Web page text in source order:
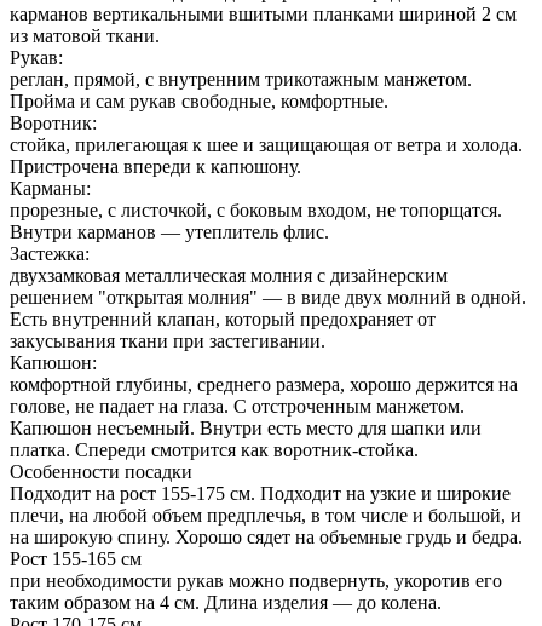
карманов вертикальными вшитыми планками шириной 2 см
из матовой ткани.
Рукав:
реглан, прямой, с внутренним трикотажным манжетом.
Пройма и сам рукав свободные, комфортные.
Воротник:
стойка, прилегающая к шее и защищающая от ветра и холода.
Пристрочена впереди к капюшону.
Карманы:
прорезные, с листочкой, с боковым входом, не топорщатся.
Внутри карманов — утеплитель флис.
Застежка:
двухзамковая металлическая молния с дизайнерским
решением "открытая молния" — в виде двух молний в одной.
Есть внутренний клапан, который предохраняет от
закусывания ткани при застегивании.
Капюшон:
комфортной глубины, среднего размера, хорошо держится на
голове, не падает на глаза. С отстроченным манжетом.
Капюшон несъемный. Внутри есть место для шапки или
платка. Спереди смотрится как воротник-стойка.
Особенности посадки
Подходит на рост 155-175 см. Подходит на узкие и широкие
плечи, на любой объем предплечья, в том числе и большой, и
на широкую спину. Хорошо сядет на объемные грудь и бедра.
Рост 155-165 см
при необходимости рукав можно подвернуть, укоротив его
таким образом на 4 см. Длина изделия — до колена.